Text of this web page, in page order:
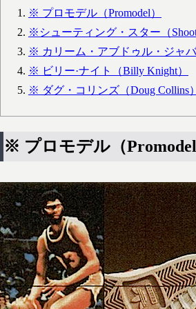
※ プロモデル（Promodel）
※シューティング・スター（
※ カリーム・アブドゥル・ジャバ
※ ビリー·ナイト（Billy Knight）
※ ダグ・コリンズ（Doug Collins）
※ プロモデル（Promodel